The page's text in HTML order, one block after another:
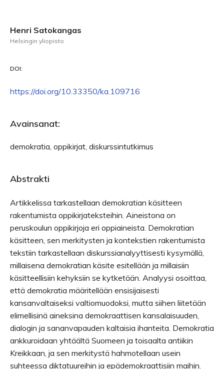
Henri Satokangas
Helsingin yliopisto
DOI:
https://doi.org/10.33350/ka.109716
Avainsanat:
demokratia, oppikirjat, diskurssintutkimus
Abstrakti
Artikkelissa tarkastellaan demokratian käsitteen
rakentumista oppikirjateksteihin. Aineistona on
peruskoulun oppikirjoja eri oppiaineista. Demokratian
käsitteen, sen merkitysten ja kontekstien rakentumista
tekstiin tarkastellaan diskurssianalyyttisesti kysymällä,
millaisena demokratian käsite esitellään ja millaisiin
käsitteellisiin kehyksiin se kytketään. Analyysi osoittaa,
että demokratia määritellään ensisijaisesti
kansanvaltaiseksi valtiomuodoksi, mutta siihen liitetään
elimellisinä aineksina demokraattisen kansalaisuuden,
dialogin ja sananvapauden kaltaisia ihanteita. Demokratia
ankkuroidaan yhtäältä Suomeen ja toisaalta antiikin
Kreikkaan, ja sen merkitystä hahmotellaan usein
suhteessa diktatuureihin ja epädemokraattisiin maihin.